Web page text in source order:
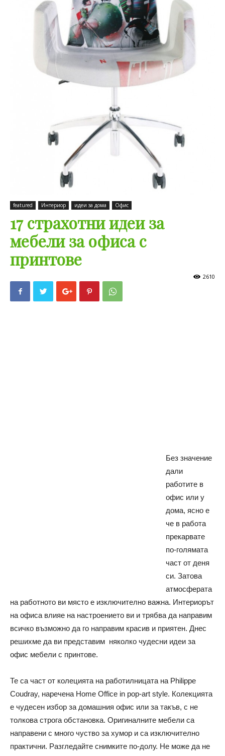
featured Интериор идеи за дома Офис
17 страхотни идеи за
мебели за офиса с
принтове
2610
Без значение
дали
работите в
офис или у
дома, ясно е
че в работа
прекарвате
по-голямата
част от деня
си. Затова
атмосферата
на работното ви място е изключително важна. Интериорът
на офиса влияе на настроението ви и трябва да направим
всичко възможно да го направим красив и приятен. Днес
решихме да ви представим няколко чудесни идеи за
офис мебели с принтове.
Те са част от колецията на работилницата на Philippe
Coudray, наречена Home Office in pop-art style. Колекцията
е чудесен избор за домашния офис или за такъв, с не
толкова строга обстановка. Оригиналните мебели са
направени с много чуство за хумор и са изключително
практични. Разгледайте снимките по-долу. Не може да не